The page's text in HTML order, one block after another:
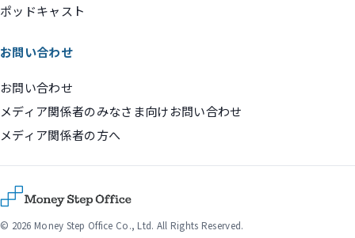
ポッドキャスト
お問い合わせ
お問い合わせ
メディア関係者のみなさま向けお問い合わせ
メディア関係者の方へ
© 2026 Money Step Office Co., Ltd. All Rights Reserved.